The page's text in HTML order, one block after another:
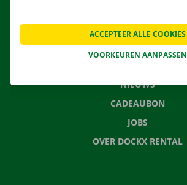
CONTACTEER ONS
NIEUWS
CADEAUBON
JOBS
OVER DOCKX RENTAL
VOORKEUREN AANPASSEN
ACCEPTEER ALLE COOKIES